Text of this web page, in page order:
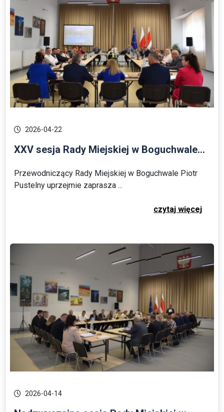
2026-04-22
XXV sesja Rady Miejskiej w Boguchwale...
Przewodniczący Rady Miejskiej w Boguchwale Piotr
Pustelny uprzejmie zaprasza ...
czytaj więcej
2026-04-14